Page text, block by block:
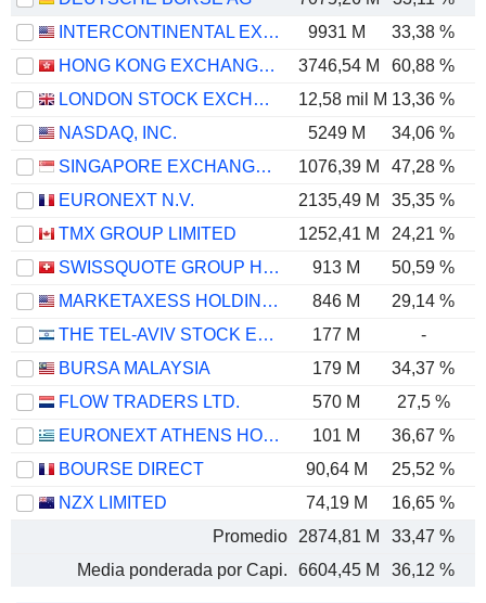
INTERCONTINENTAL EXCHANGE, INC.
9931 M 33,38 %
HONG KONG EXCHANGES AND CLEARING LIMITED
3746,54 M 60,88 %
LONDON STOCK EXCHANGE GROUP PLC
12,58 mil M 13,36 %
NASDAQ, INC.
5249 M 34,06 %
SINGAPORE EXCHANGE LIMITED
1076,39 M 47,28 %
EURONEXT N.V.
2135,49 M 35,35 %
TMX GROUP LIMITED
1252,41 M 24,21 %
SWISSQUOTE GROUP HOLDING SA
913 M 50,59 %
MARKETAXESS HOLDINGS INC.
846 M 29,14 %
THE TEL-AVIV STOCK EXCHANGE LTD.
177 M
-
BURSA MALAYSIA
179 M 34,37 %
FLOW TRADERS LTD.
570 M 27,5 %
EURONEXT ATHENS HOLDING S.A.
101 M 36,67 %
BOURSE DIRECT
90,64 M 25,52 %
NZX LIMITED
74,19 M 16,65 %
Promedio
2874,81 M 33,47 %
Media ponderada por Capi.
6604,45 M 36,12 %